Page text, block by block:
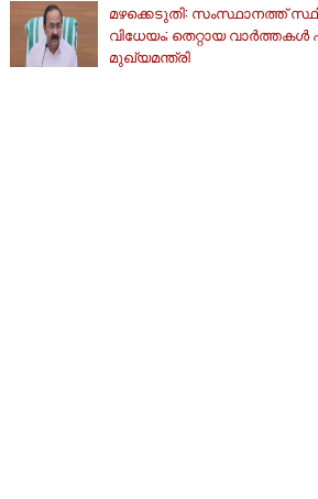
മഴക്കെടുതി: സംസ്ഥാനത്ത്
വിധേയം; തെറ്റായ വാര്‍ത്തകള്‍
മുഖ്യമന്ത്രി